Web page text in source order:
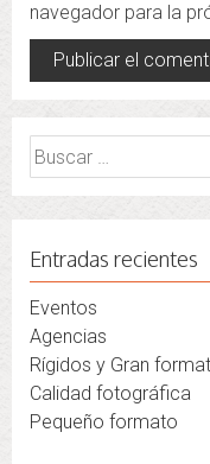
navegador para la
Buscar:
Entradas recientes
Eventos
Agencias
Rígidos y Gran
Calidad fotográfica
Pequeño formato